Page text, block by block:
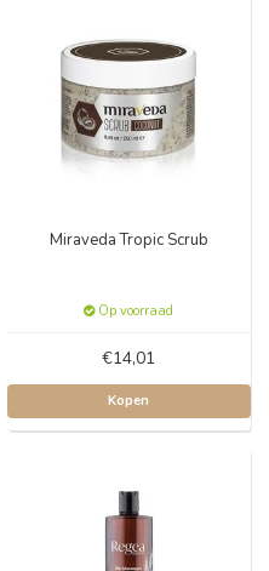
Miraveda Tropic Scrub
Op voorraad
€14,01
Kopen